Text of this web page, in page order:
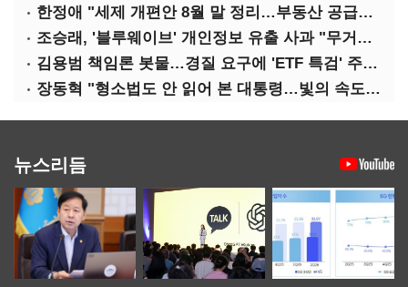
한정애 "세제 개편안 8월 말 정리…부동산 공급도 논의"
조승래, '블루웨이브' 개인정보 유출 사과 "무거운 책임 통감"
김용범 책임론 봇물…경질 요구에 'ETF 특검' 주장까지
장동혁 "형소법도 안 읽어 본 대통령…빛의 속도로 무너질 것"
뉴스리듬